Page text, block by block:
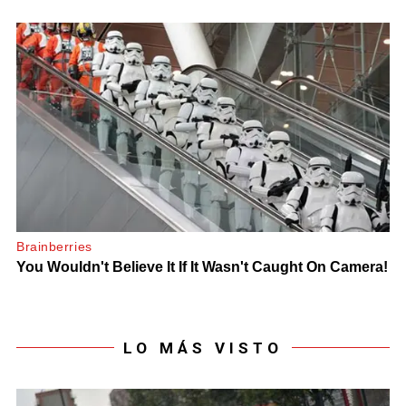
LO MÁS VISTO